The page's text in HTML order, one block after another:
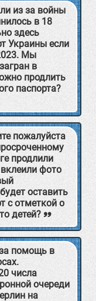
из за войны
в 18
здесь
Украины если
Мы
в
продлить
паспорта?
пожалуйста
продлили
фото
оставить
с отметкой о
детей?
помощь в
числа
очереди
на